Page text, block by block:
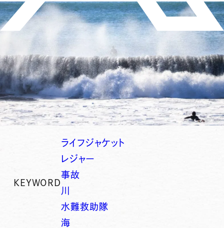
KEYWORD
ライフジャケット
レジャー
事故
川
水難救助隊
海